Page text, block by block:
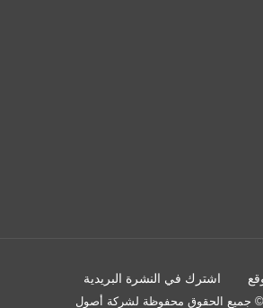
اشترك في النشرة البريدية
جميع الحقوق محفوظة لشركة أصول